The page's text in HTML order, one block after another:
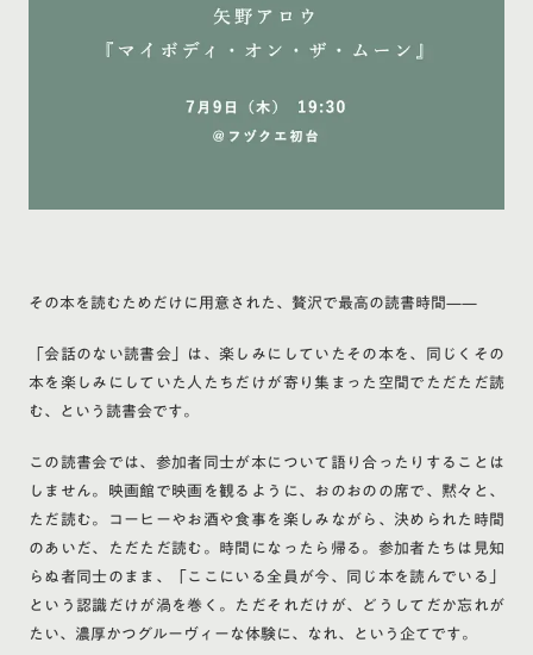
その本を読むためだけに用意された、贅沢で最高の読書時間——
「会話のない読書会」は、楽しみにしていたその本を、同じくその
本を楽しみにしていた人たちだけが寄り集まった空間でただただ読
む、という読書会です。
この読書会では、参加者同士が本について語り合ったりすることは
しません。映画館で映画を観るように、おのおのの席で、黙々と、
ただ読む。コーヒーやお酒や食事を楽しみながら、決められた時間
のあいだ、ただただ読む。時間になったら帰る。参加者たちは見知
らぬ者同士のまま、「ここにいる全員が今、同じ本を読んでいる」
という認識だけが渦を巻く。ただそれだけが、どうしてだか忘れが
たい、濃厚かつグルーヴィーな体験に、なれ、という企てです。